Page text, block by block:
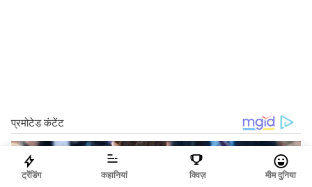
ट्रेंडिंग कहानियां क्विज़ मीम दुनिया